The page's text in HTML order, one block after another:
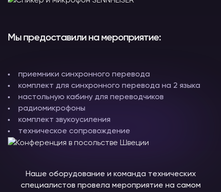
Мы предоставили на мероприятие:
приемники синхронного перевода
комплект для синхронного перевода на 2 языка
настольную кабину для переводчиков
радиомикрофоны
комплект звукоусиления
техническое сопровождение
Наше оборудование и команда технических
специалистов провела мероприятие на самом